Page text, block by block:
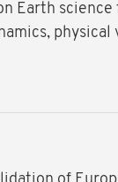
Earth science
physical